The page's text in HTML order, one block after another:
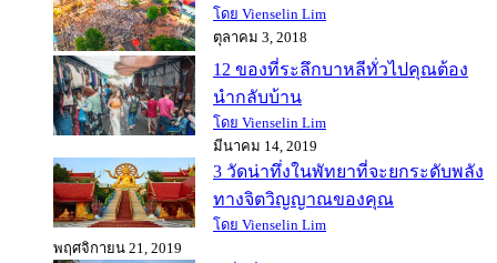
โดย Vienselin Lim
ตุลาคม 3, 2018
12 ของที่ระลึกบาหลีทั่วไปคุณต้อง
นำกลับบ้าน
โดย Vienselin Lim
มีนาคม 14, 2019
3 วัดน่าทึ่งในพัทยาที่จะยกระดับพลัง
ทางจิตวิญญาณของคุณ
โดย Vienselin Lim
พฤศจิกายน 21, 2019